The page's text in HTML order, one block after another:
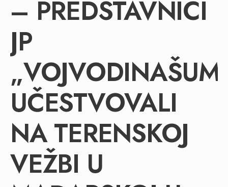
– PREDSTAVNICI
JP
UČESTVOVALI
NA TERENSKOJ
VEŽBI U